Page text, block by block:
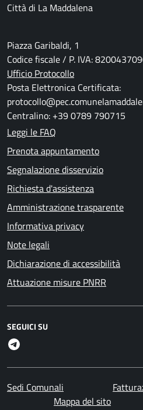
Città di La Maddalena
Piazza Garibaldi, 1
Codice fiscale / P. IVA:
Ufficio Protocollo
Posta Elettronica Certificata:
Centralino: +39 0789 790715
Leggi le FAQ
Prenota appuntamento
Segnalazione disservizio
Richiesta d'assistenza
Amministrazione trasparente
Informativa privacy
Note legali
Dichiarazione di accessibilità
Attuazione misure PNRR
SEGUICI SU
Sedi Comunali
Mappa del sito